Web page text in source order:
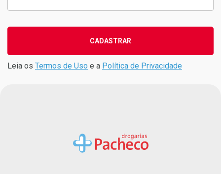
CADASTRAR
Leia os Termos de Uso e a Política de Privacidade